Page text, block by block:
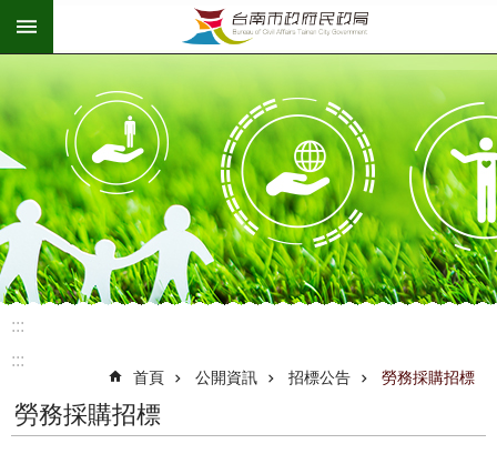
跳到主要內容區塊
:::
:::
首頁 公開資訊 招標公告 勞務採購招標
勞務採購招標